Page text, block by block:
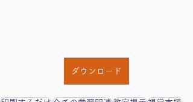
ダウンロード